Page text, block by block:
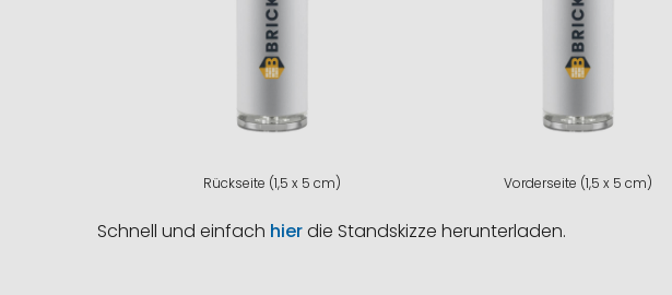
Rückseite (1,5 x 5 cm) Vorderseite (1,5 x 5 cm)
Schnell und einfach hierdie Standskizze herunterladen.